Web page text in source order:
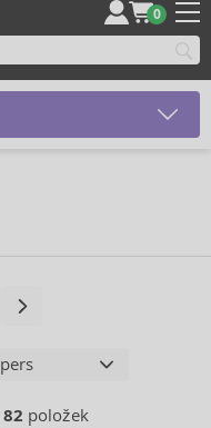
0
82 položek